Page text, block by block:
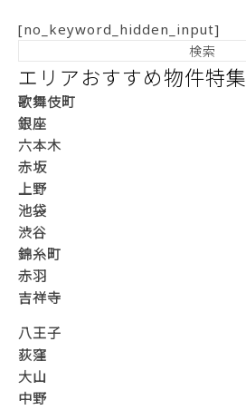
[no_keyword_hidden_input]
エリアおすすめ物件特集
歌舞伎町
銀座
六本木
赤坂
上野
池袋
渋谷
錦糸町
赤羽
吉祥寺
八王子
荻窪
大山
中野